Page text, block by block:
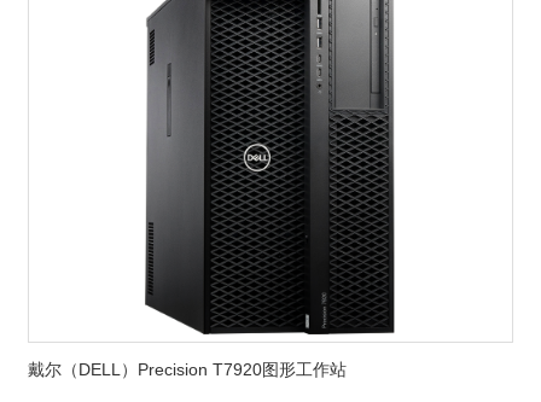
戴尔（DELL）Precision T7920图形工作站